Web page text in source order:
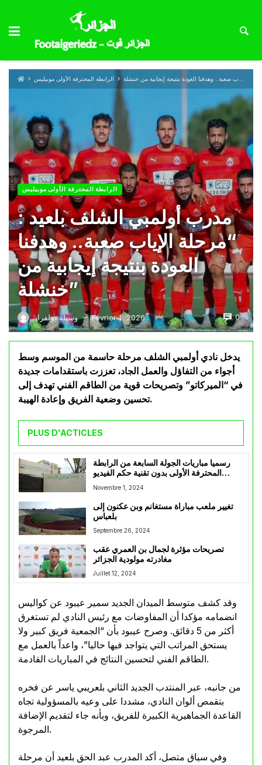
الرابطة المحترفة الأولى موبيليس
الرابطة المحترفة الأولى موبيليس
مدرب أولمبي الشلف بلعيد :
“مرحلة الإياب صعبة.. وهدفنا
العودة بنتيجة إيجابية من
خنشلة”
وسيلة بولفراد — Février 1, 2026 0
يدخل نادي أولمبي الشلف مرحلة حاسمة من الموسم وسط
أجواء من التفاؤل والعمل الجاد، تعززت باستقدامات جديدة
في “الميركاتو” وتصريحات قوية من الطاقم الفني تهدف إلى
تحسين وضعية الفريق وإعادة الهيبة.
PLUS D'ACTICLES
رسميا مباريات الجولة السابعة من الرابطة
المحترفة الأولى بدون تقنية حكم الفيديو
المساعد
Novembre 1, 2024
تغيير ملعب مباراة مستغانم وبن عكنون إلى
بلعباس
Septembre 26, 2024
تصريحات مؤثرة لجمال بن العمري عقب
مغادرته مولودية الجزائر
Juillet 12, 2024
وقد كشف متوسط الميدان الجديد سمير عيبود عن كواليس
انضمامه مؤكدا أن المفاوضات مع رئيس النادي لم تستغرق
أكثر من 5 دقائق. وصرح عيبود بأن “الجمعية فريق كبير ولا
يستحق المراتب التي يتواجد فيها حاليا”، واعداً بالعمل مع
الطاقم الفني لتحسين النتائج في المباريات القادمة.
من جانبه، عبر المنتدب الجديد الثاني بلعريبي ياسر عن فخره
بتقمص ألوان النادي، مشددا على وعيه بالمسؤولية تجاه
القاعدة الجماهيرية الكبيرة للفريق، وبأنه جاء لتقديم الإضافة
المرجوة.
وفي سياق متصل، أكد المدرب عبد الحق بلعيد أن مرحلة